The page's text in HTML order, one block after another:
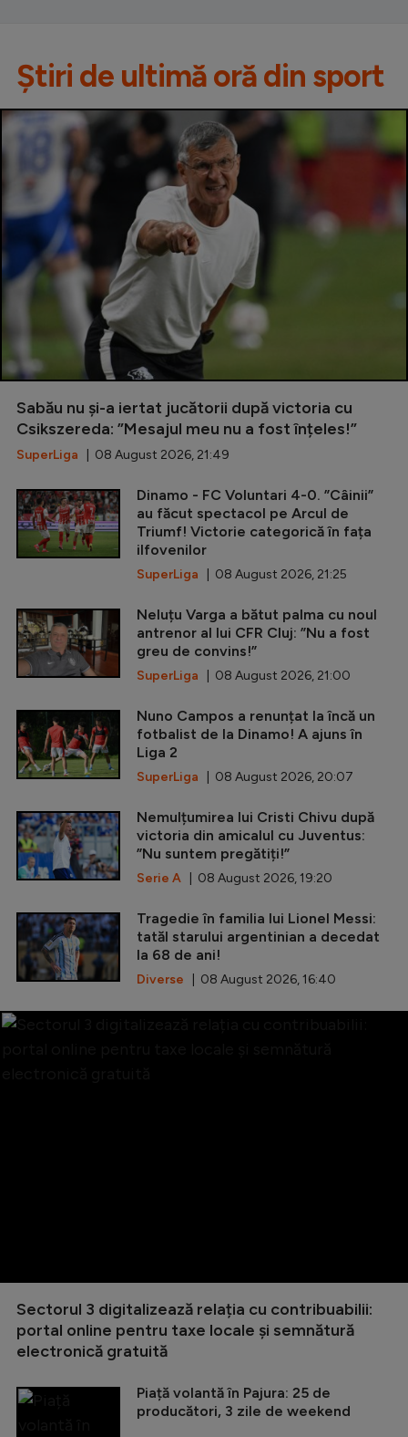
Știri de ultimă oră din sport
Sabău nu și-a iertat jucătorii după victoria cu
Csikszereda: ”Mesajul meu nu a fost înțeles!”
SuperLiga | 08 August 2026, 21:49
Dinamo - FC Voluntari 4-0. ”Câinii”
au făcut spectacol pe Arcul de
Triumf! Victorie categorică în fața
ilfovenilor
SuperLiga | 08 August 2026, 21:25
Neluțu Varga a bătut palma cu noul
antrenor al lui CFR Cluj: ”Nu a fost
greu de convins!”
SuperLiga | 08 August 2026, 21:00
Nuno Campos a renunțat la încă un
fotbalist de la Dinamo! A ajuns în
Liga 2
SuperLiga | 08 August 2026, 20:07
Nemulțumirea lui Cristi Chivu după
victoria din amicalul cu Juventus:
”Nu suntem pregătiți!”
Serie A | 08 August 2026, 19:20
Tragedie în familia lui Lionel Messi:
tatăl starului argentinian a decedat
la 68 de ani!
Diverse | 08 August 2026, 16:40
Sectorul 3 digitalizează relația cu contribuabilii:
portal online pentru taxe locale și semnătură
electronică gratuită
Piață volantă în Pajura: 25 de
producători, 3 zile de weekend